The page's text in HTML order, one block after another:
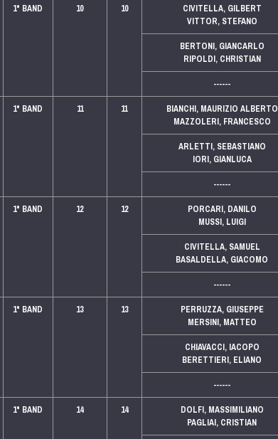
1° BAND 10 10
CIVITELLA, GILBERT
VITTOR, STEFANO
BERTONI, GIANCARLO
RIPOLDI, CHRISTIAN
------
1° BAND 11 11
BIANCHI, MAURIZIO ALBERTO
MAZZOLERI, FRANCESCO
ARLETTI, SEBASTIANO
IORI, GIANLUCA
------
1° BAND 12 12
PORCARI, DANILO
MUSSI, LUIGI
CIVITELLA, SAMUEL
BASALDELLA, GIACOMO
------
1° BAND 13 13
PERRUZZA, GIUSEPPE
MERSINI, MATTEO
CHIAVACCI, IACOPO
BERETTIERI, ELIANO
------
1° BAND 14 14
DOLFI, MASSIMILIANO
PAGLIAI, CRISTIAN